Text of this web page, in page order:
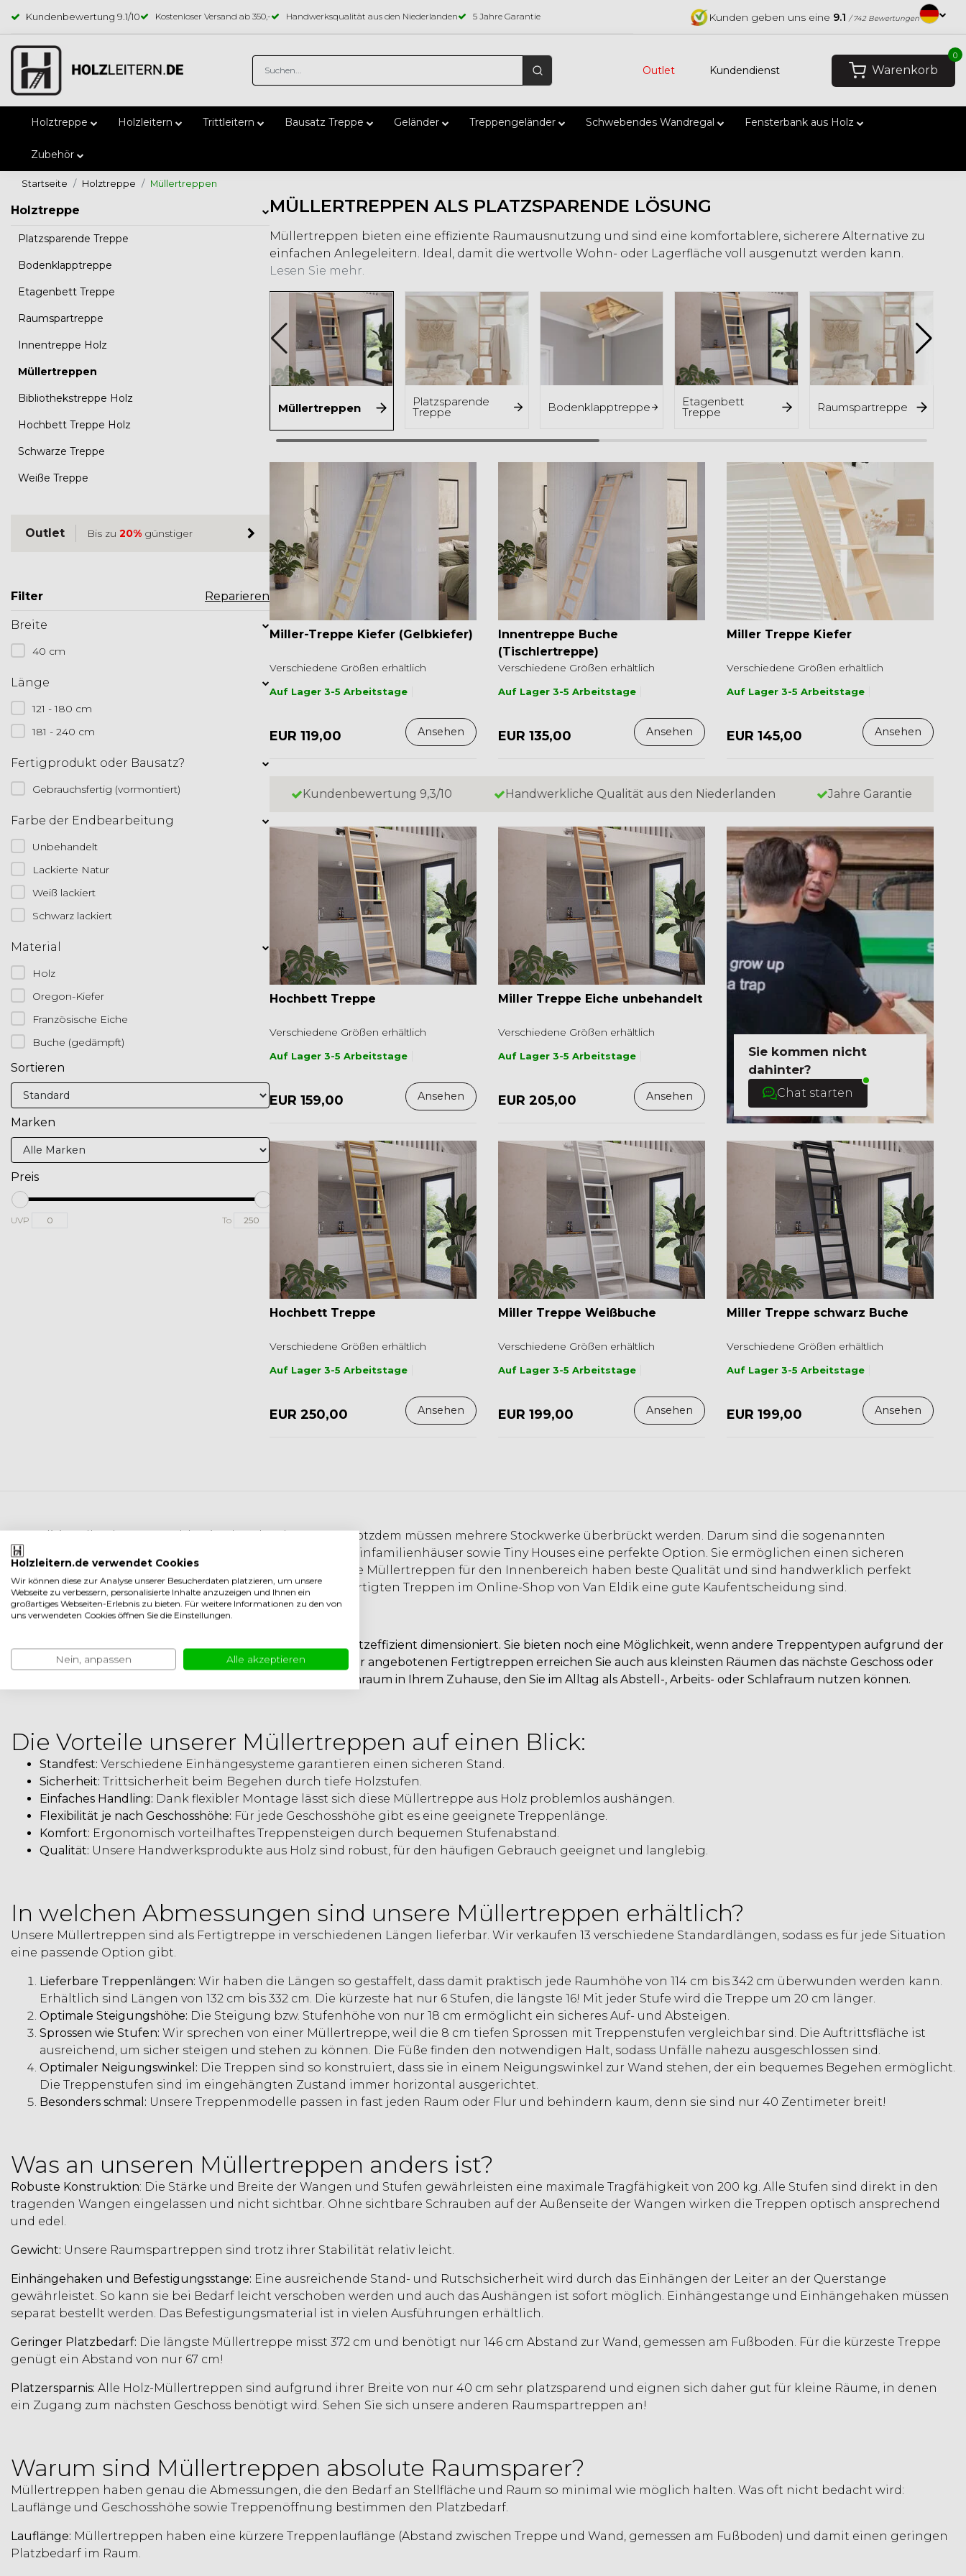
Kundenbewertung 9.1/10 Kostenloser Versand ab 350,- Handwerksqualität aus den Niederlanden 5 Jahre Garantie Kunden geben uns eine 9.1 / 742 Bewertungen
Outlet Kundendienst Warenkorb
0
Holztreppe Holzleitern Trittleitern Bausatz Treppe Geländer Treppengeländer Schwebendes Wandregal Fensterbank aus Holz
Zubehör
Startseite Holztreppe Müllertreppen
Holztreppe
Platzsparende Treppe
Bodenklapptreppe
Etagenbett Treppe
Raumspartreppe
Innentreppe Holz
Müllertreppen
Bibliothekstreppe Holz
Hochbett Treppe Holz
Schwarze Treppe
Weiße Treppe
Outlet Bis zu 20% günstiger
Filter Reparieren
Breite
40 cm
Länge
121 - 180 cm
181 - 240 cm
Fertigprodukt oder Bausatz?
Gebrauchsfertig (vormontiert)
Farbe der Endbearbeitung
Unbehandelt
Lackierte Natur
Weiß lackiert
Schwarz lackiert
Material
Holz
Oregon-Kiefer
Französische Eiche
Buche (gedämpft)
Sortieren
Marken
Preis
UVP To
MÜLLERTREPPEN ALS PLATZSPARENDE LÖSUNG
Müllertreppen bieten eine effiziente Raumausnutzung und sind eine komfortablere, sicherere Alternative zu
einfachen Anlegeleitern. Ideal, damit die wertvolle Wohn- oder Lagerfläche voll ausgenutzt werden kann.
Lesen Sie mehr.
Platzsparende
Treppe Bodenklapptreppe Etagenbett
Treppe Raumspartreppe
Müllertreppen
Miller-Treppe Kiefer (Gelbkiefer)
Verschiedene Größen erhältlich
Auf Lager 3-5 Arbeitstage
EUR 119,00 Ansehen
Innentreppe Buche
(Tischlertreppe)
Verschiedene Größen erhältlich
Auf Lager 3-5 Arbeitstage
EUR 135,00 Ansehen
Miller Treppe Kiefer
Verschiedene Größen erhältlich
Auf Lager 3-5 Arbeitstage
EUR 145,00 Ansehen
Kundenbewertung 9,3/10 Handwerkliche Qualität aus den Niederlanden Jahre Garantie
Hochbett Treppe
Verschiedene Größen erhältlich
Auf Lager 3-5 Arbeitstage
EUR 159,00 Ansehen
Miller Treppe Eiche unbehandelt
Verschiedene Größen erhältlich
Auf Lager 3-5 Arbeitstage
EUR 205,00 Ansehen
Sie kommen nicht
dahinter?
Chat starten
Hochbett Treppe
Verschiedene Größen erhältlich
Auf Lager 3-5 Arbeitstage
EUR 250,00 Ansehen
Miller Treppe Weißbuche
Verschiedene Größen erhältlich
Auf Lager 3-5 Arbeitstage
EUR 199,00 Ansehen
Miller Treppe schwarz Buche
Verschiedene Größen erhältlich
Auf Lager 3-5 Arbeitstage
EUR 199,00 Ansehen
In traditionell gebauten Mühlen ist der Platz begrenzt. Trotzdem müssen mehrere Stockwerke überbrückt werden. Darum sind die sogenannten
Müllertreppen als absolute Raumsparer für kleine Lofts, Einfamilienhäuser sowie Tiny Houses eine perfekte Option. Sie ermöglichen einen sicheren
Zugang zu Hochetagen und Zwischengeschossen. Unsere Müllertreppen für den Innenbereich haben beste Qualität und sind handwerklich perfekt
gezimmert. Erfahren Sie hier, warum die stabilen, vorgefertigten Treppen im Online-Shop von Van Eldik eine gute Kaufentscheidung sind.
Müllertreppen sind, wie bei den alten Windmühlen, sehr platzeffizient dimensioniert. Sie bieten noch eine Möglichkeit, wenn andere Treppentypen aufgrund der
Deckenhöhe und Stellfläche nicht machbar sind. Mit den hier angebotenen Fertigtreppen erreichen Sie auch aus kleinsten Räumen das nächste Geschoss oder
den Zwischenboden. Sie gewinnen einen zusätzlichen Wohnraum in Ihrem Zuhause, den Sie im Alltag als Abstell-, Arbeits- oder Schlafraum nutzen können.
Die Vorteile unserer Müllertreppen auf einen Blick:
Standfest: Verschiedene Einhängesysteme garantieren einen sicheren Stand.
Sicherheit: Trittsicherheit beim Begehen durch tiefe Holzstufen.
Einfaches Handling: Dank flexibler Montage lässt sich diese Müllertreppe aus Holz problemlos aushängen.
Flexibilität je nach Geschosshöhe: Für jede Geschosshöhe gibt es eine geeignete Treppenlänge.
Komfort: Ergonomisch vorteilhaftes Treppensteigen durch bequemen Stufenabstand.
Qualität: Unsere Handwerksprodukte aus Holz sind robust, für den häufigen Gebrauch geeignet und langlebig.
In welchen Abmessungen sind unsere Müllertreppen erhältlich?
Unsere Müllertreppen sind als Fertigtreppe in verschiedenen Längen lieferbar. Wir verkaufen 13 verschiedene Standardlängen, sodass es für jede Situation
eine passende Option gibt.
Lieferbare Treppenlängen: Wir haben die Längen so gestaffelt, dass damit praktisch jede Raumhöhe von 114 cm bis 342 cm überwunden werden kann.
Erhältlich sind Längen von 132 cm bis 332 cm. Die kürzeste hat nur 6 Stufen, die längste 16! Mit jeder Stufe wird die Treppe um 20 cm länger.
Optimale Steigungshöhe: Die Steigung bzw. Stufenhöhe von nur 18 cm ermöglicht ein sicheres Auf- und Absteigen.
Sprossen wie Stufen: Wir sprechen von einer Müllertreppe, weil die 8 cm tiefen Sprossen mit Treppenstufen vergleichbar sind. Die Auftrittsfläche ist
ausreichend, um sicher steigen und stehen zu können. Die Füße finden den notwendigen Halt, sodass Unfälle nahezu ausgeschlossen sind.
Optimaler Neigungswinkel: Die Treppen sind so konstruiert, dass sie in einem Neigungswinkel zur Wand stehen, der ein bequemes Begehen ermöglicht.
Die Treppenstufen sind im eingehängten Zustand immer horizontal ausgerichtet.
Besonders schmal: Unsere Treppenmodelle passen in fast jeden Raum oder Flur und behindern kaum, denn sie sind nur 40 Zentimeter breit!
Was an unseren Müllertreppen anders ist?
Robuste Konstruktion: Die Stärke und Breite der Wangen und Stufen gewährleisten eine maximale Tragfähigkeit von 200 kg. Alle Stufen sind direkt in den
tragenden Wangen eingelassen und nicht sichtbar. Ohne sichtbare Schrauben auf der Außenseite der Wangen wirken die Treppen optisch ansprechend
und edel.
Gewicht: Unsere Raumspartreppen sind trotz ihrer Stabilität relativ leicht.
Einhängehaken und Befestigungsstange: Eine ausreichende Stand- und Rutschsicherheit wird durch das Einhängen der Leiter an der Querstange
gewährleistet. So kann sie bei Bedarf leicht verschoben werden und auch das Aushängen ist sofort möglich. Einhängestange und Einhängehaken müssen
separat bestellt werden. Das Befestigungsmaterial ist in vielen Ausführungen erhältlich.
Geringer Platzbedarf: Die längste Müllertreppe misst 372 cm und benötigt nur 146 cm Abstand zur Wand, gemessen am Fußboden. Für die kürzeste Treppe
genügt ein Abstand von nur 67 cm!
Platzersparnis: Alle Holz-Müllertreppen sind aufgrund ihrer Breite von nur 40 cm sehr platzsparend und eignen sich daher gut für kleine Räume, in denen
ein Zugang zum nächsten Geschoss benötigt wird. Sehen Sie sich unsere anderen Raumspartreppen an!
Warum sind Müllertreppen absolute Raumsparer?
Müllertreppen haben genau die Abmessungen, die den Bedarf an Stellfläche und Raum so minimal wie möglich halten. Was oft nicht bedacht wird:
Lauflänge und Geschosshöhe sowie Treppenöffnung bestimmen den Platzbedarf.
Lauflänge: Müllertreppen haben eine kürzere Treppenlauflänge (Abstand zwischen Treppe und Wand, gemessen am Fußboden) und damit einen geringen
Platzbedarf im Raum.
Holzleitern.de verwendet Cookies
Wir können diese zur Analyse unserer Besucherdaten platzieren, um unsere
Webseite zu verbessern, personalisierte Inhalte anzuzeigen und Ihnen ein
großartiges Webseiten-Erlebnis zu bieten. Für weitere Informationen zu den von
uns verwendeten Cookies öffnen Sie die Einstellungen.
Nein, anpassen Alle akzeptieren